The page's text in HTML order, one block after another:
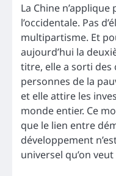
La Chine
l’occidentale. Pas
multipartisme. Et
aujourd’hui la
titre, elle a sorti des
personnes de la
et elle attire les
monde entier. Ce
que le lien entre
développement
universel qu’on